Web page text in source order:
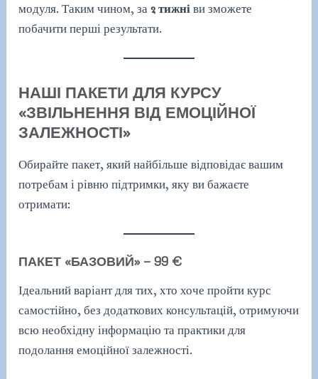
модуля. Таким чином, за2 тижніви зможете
побачити перші результати.
НАШІ ПАКЕТИ ДЛЯ КУРСУ
«ЗВІЛЬНЕННЯ ВІД ЕМОЦІЙНОЇ
ЗАЛЕЖНОСТІ»
Обирайте пакет, який найбільше відповідає вашим
потребам і рівню підтримки, яку ви бажаєте
отримати:
ПАКЕТ «БАЗОВИЙ» — 99 €
Ідеальний варіант для тих, хто хоче пройти курс
самостійно, без додаткових консультацій, отримуючи
всю необхідну інформацію та практики для
подолання емоційної залежності.